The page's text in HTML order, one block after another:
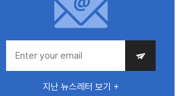
지난 뉴스레터 보기 +